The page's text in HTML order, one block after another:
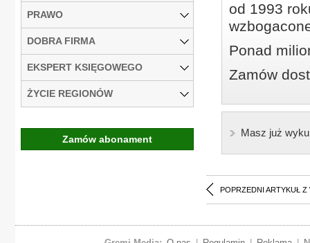
od 1993
Ponad
Zamów
Masz już
POPRZEDNI ARTYKUŁ Z
PRAWO
DOBRA FIRMA
EKSPERT KSIĘGOWEGO
ŻYCIE REGIONÓW
Zamów abonament